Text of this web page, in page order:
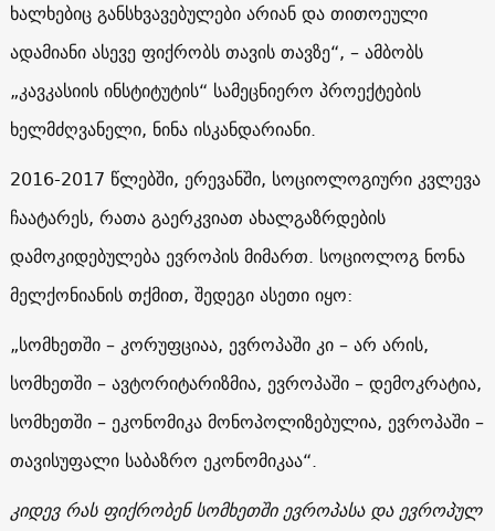
ხალხებიც განსხვავებულები არიან და თითოეული
ადამიანი ასევე ფიქრობს თავის თავზე“, – ამბობს
„კავკასიის ინსტიტუტის“ სამეცნიერო პროექტების
ხელმძღვანელი, ნინა ისკანდარიანი.
2016-2017 წლებში, ერევანში, სოციოლოგიური კვლევა
ჩაატარეს, რათა გაერკვიათ ახალგაზრდების
დამოკიდებულება ევროპის მიმართ. სოციოლოგ ნონა
მელქონიანის თქმით, შედეგი ასეთი იყო:
„სომხეთში – კორუფციაა, ევროპაში კი – არ არის,
სომხეთში – ავტორიტარიზმია, ევროპაში – დემოკრატია,
სომხეთში – ეკონომიკა მონოპოლიზებულია, ევროპაში –
თავისუფალი საბაზრო ეკონომიკაა“.
კიდევ რას ფიქრობენ სომხეთში ევროპასა და ევროპულ